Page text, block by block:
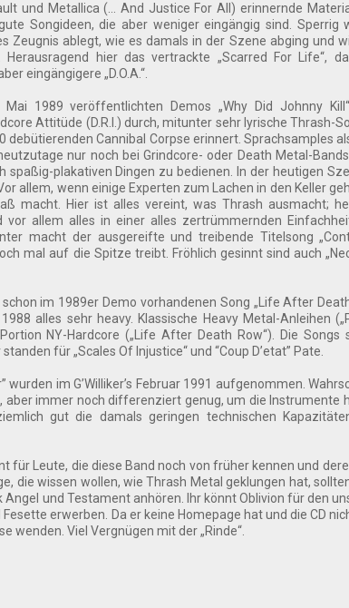
und Metallica (... And Justice For All) erinnernde
Songideen, die aber weniger eingängig sind. Sperrig
Zeugnis ablegt, wie es damals in der Szene abging und
hier das vertrackte „Scarred For Life“,
eingängigere „D.O.A.“.
1989 veröffentlichten Demos „Why Did Johnny
Attitüde (D.R.I.) durch, mitunter sehr lyrische Thrash-
Cannibal Corpse erinnert. Sprachsamples
nur noch bei Grindcore- oder Death Metal-
spaßig-plakativen Dingen zu bedienen. In der heutigen
allem, wenn einige Experten zum Lachen in den Keller
macht. Hier ist alles vereint, was Thrash ausmacht;
vor allem alles in einer alles zertrümmernden
macht der ausgereifte und treibende Titelsong
mal auf die Spitze treibt. Fröhlich gesinnt sind auch
im 1989er Demo vorhandenen Song „Life After
alles sehr heavy. Klassische Heavy Metal-Anleihen
NY-Hardcore („Life After Death Row“). Die Songs
für „Scales Of Injustice“ und “Coup D’etat” Pate.
wurden im G’Williker’s Februar 1991 aufgenommen.
aber immer noch differenziert genug, um die Instrumente
gut die damals geringen technischen
für Leute, die diese Band noch von früher kennen und
die wissen wollen, wie Thrash Metal geklungen hat,
Angel und Testament anhören. Ihr könnt Oblivion für den
erwerben. Da er keine Homepage hat und die CD
wenden. Viel Vergnügen mit der „Rinde“.